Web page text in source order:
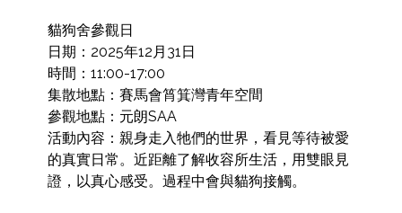
貓狗舍參觀日
日期：2025年12月31日
時間：11:00-17:00
集散地點：賽馬會筲箕灣青年空間
參觀地點：元朗SAA
活動內容：親身走入牠們的世界，看見等待被愛
的真實日常。近距離了解收容所生活，用雙眼見
證，以真心感受。過程中會與貓狗接觸。